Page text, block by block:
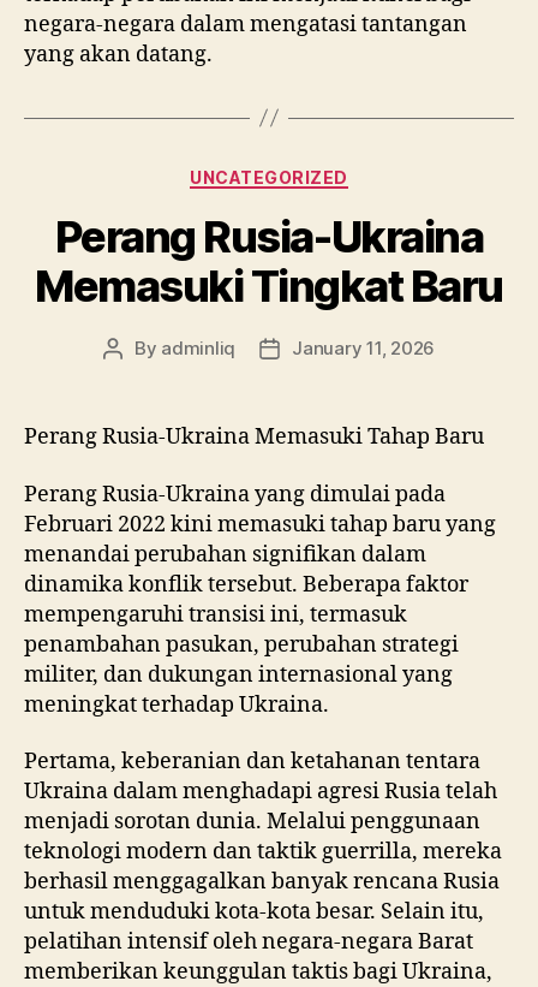
negara-negara dalam mengatasi tantangan
yang akan datang.
Categories
UNCATEGORIZED
Perang Rusia-Ukraina
Memasuki Tingkat Baru
Post
By adminliq
PostJanuary 11, 2026
Perang Rusia-Ukraina Memasuki Tahap Baru
Perang Rusia-Ukraina yang dimulai pada
Februari 2022 kini memasuki tahap baru yang
menandai perubahan signifikan dalam
dinamika konflik tersebut. Beberapa faktor
mempengaruhi transisi ini, termasuk
penambahan pasukan, perubahan strategi
militer, dan dukungan internasional yang
meningkat terhadap Ukraina.
Pertama, keberanian dan ketahanan tentara
Ukraina dalam menghadapi agresi Rusia telah
menjadi sorotan dunia. Melalui penggunaan
teknologi modern dan taktik guerrilla, mereka
berhasil menggagalkan banyak rencana Rusia
untuk menduduki kota-kota besar. Selain itu,
pelatihan intensif oleh negara-negara Barat
memberikan keunggulan taktis bagi Ukraina,